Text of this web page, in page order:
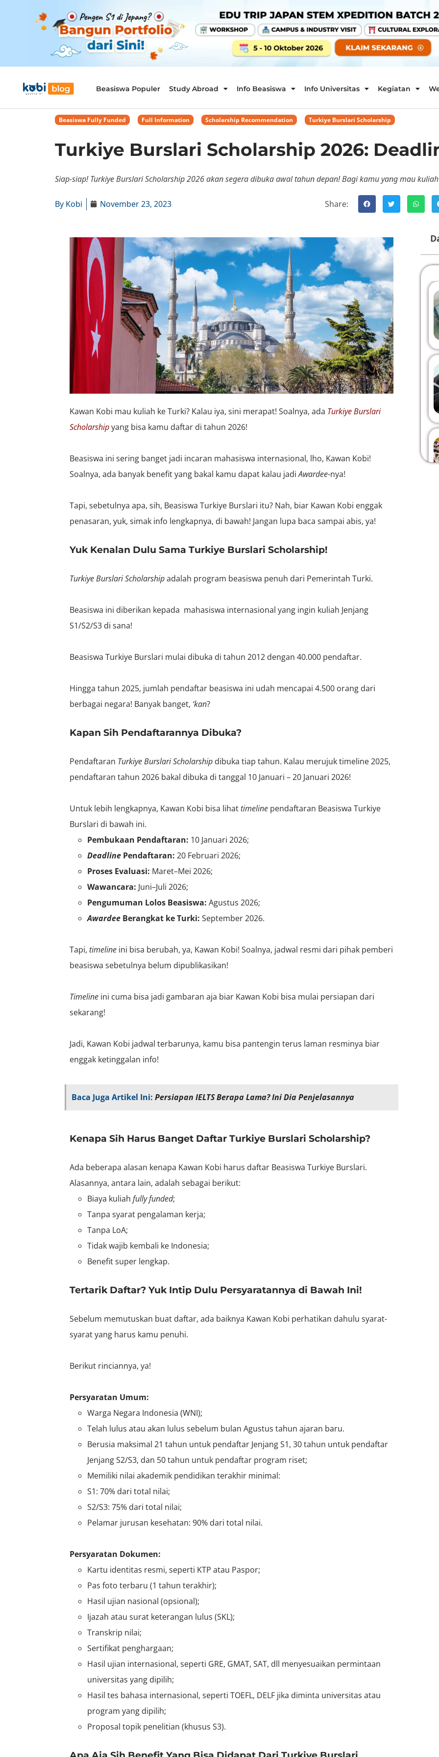
Beasiswa Populer Study Abroad Info Beasiswa Info Universitas Kegiatan
Beasiswa Fully Funded Full Information Scholarship Recommendation Turkiye Burslari Scholarship
Turkiye Burslari Scholarship 2026:
Siap-siap! Turkiye Burslari Scholarship 2026 akan segera dibuka awal tahun depan! Bagi kamu yang mau
By Kobi November 23, 2023 Share:
Kawan Kobi mau kuliah ke Turki? Kalau iya, sini merapat! Soalnya, ada Turkiye Burslari
Scholarshipyang bisa kamu daftar di tahun 2026!
Beasiswa ini sering banget jadi incaran mahasiswa internasional, lho, Kawan Kobi!
Soalnya, ada banyak benefit yang bakal kamu dapat kalau jadiAwardee-nya!
Tapi, sebetulnya apa, sih, Beasiswa Turkiye Burslari itu? Nah, biar Kawan Kobi enggak
penasaran, yuk, simak info lengkapnya, di bawah! Jangan lupa baca sampai abis, ya!
Yuk Kenalan Dulu Sama Turkiye Burslari Scholarship!
Turkiye Burslari Scholarshipadalah program beasiswa penuh dari Pemerintah Turki.
Beasiswa ini diberikan kepada mahasiswa internasional yang ingin kuliah Jenjang
S1/S2/S3 di sana!
Beasiswa Turkiye Burslari mulai dibuka di tahun 2012 dengan 40.000 pendaftar.
Hingga tahun 2025, jumlah pendaftar beasiswa ini udah mencapai 4.500 orang dari
berbagai negara! Banyak banget, ‘kan?
Kapan Sih Pendaftarannya Dibuka?
Pendaftaran Turkiye Burslari Scholarship dibuka tiap tahun. Kalau merujuk timeline 2025,
pendaftaran tahun 2026 bakal dibuka di tanggal 10 Januari – 20 Januari 2026!
Untuk lebih lengkapnya, Kawan Kobi bisa lihattimeline pendaftaran Beasiswa Turkiye
Burslari di bawah ini.
Pembukaan Pendaftaran: 10 Januari 2026;
Deadline Pendaftaran: 20 Februari 2026;
Proses Evaluasi: Maret–Mei 2026;
Wawancara: Juni–Juli 2026;
Pengumuman Lolos Beasiswa: Agustus 2026;
Awardee Berangkat ke Turki: September 2026.
Tapi, timeline ini bisa berubah, ya, Kawan Kobi! Soalnya, jadwal resmi dari pihak pemberi
beasiswa sebetulnya belum dipublikasikan!
Timeline ini cuma bisa jadi gambaran aja biar Kawan Kobi bisa mulai persiapan dari
sekarang!
Jadi, Kawan Kobi jadwal terbarunya, kamu bisa pantengin terus laman resminya biar
enggak ketinggalan info!
Baca Juga Artikel Ini: Persiapan IELTS Berapa Lama? Ini Dia Penjelasannya
Kenapa Sih Harus Banget Daftar Turkiye Burslari Scholarship?
Ada beberapa alasan kenapa Kawan Kobi harus daftar Beasiswa Turkiye Burslari.
Alasannya, antara lain, adalah sebagai berikut:
Biaya kuliah fully funded;
Tanpa syarat pengalaman kerja;
Tanpa LoA;
Tidak wajib kembali ke Indonesia;
Benefit super lengkap.
Tertarik Daftar? Yuk Intip Dulu Persyaratannya di Bawah Ini!
Sebelum memutuskan buat daftar, ada baiknya Kawan Kobi perhatikan dahulu syarat-
syarat yang harus kamu penuhi.
Berikut rinciannya, ya!
Persyaratan Umum:
Warga Negara Indonesia (WNI);
Telah lulus atau akan lulus sebelum bulan Agustus tahun ajaran baru.
Berusia maksimal 21 tahun untuk pendaftar Jenjang S1, 30 tahun untuk pendaftar
Jenjang S2/S3, dan 50 tahun untuk pendaftar program riset;
Memiliki nilai akademik pendidikan terakhir minimal:
S1: 70% dari total nilai;
S2/S3: 75% dari total nilai;
Pelamar jurusan kesehatan: 90% dari total nilai.
Persyaratan Dokumen:
Kartu identitas resmi, seperti KTP atau Paspor;
Pas foto terbaru (1 tahun terakhir);
Hasil ujian nasional (opsional);
Ijazah atau surat keterangan lulus (SKL);
Transkrip nilai;
Sertifikat penghargaan;
Hasil ujian internasional, seperti GRE, GMAT, SAT, dll menyesuaikan permintaan
universitas yang dipilih;
Hasil tes bahasa internasional, seperti TOEFL, DELF jika diminta universitas atau
program yang dipilih;
Proposal topik penelitian (khusus S3).